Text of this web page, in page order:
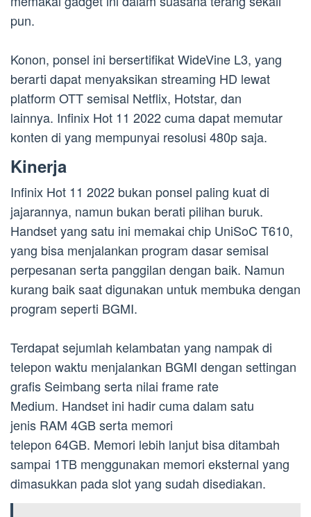
pun.
Konon, ponsel ini bersertifikat WideVine L3, yang
berarti dapat menyaksikan streaming HD lewat
platform OTT semisal Netflix, Hotstar, dan
lainnya. Infinix Hot 11 2022 cuma dapat memutar
konten di yang mempunyai resolusi 480p saja.
Kinerja
Infinix Hot 11 2022 bukan ponsel paling kuat di
jajarannya, namun bukan berati pilihan buruk.
Handset yang satu ini memakai chip UniSoC T610,
yang bisa menjalankan program dasar semisal
perpesanan serta panggilan dengan baik. Namun
kurang baik saat digunakan untuk membuka dengan
program seperti BGMI.
Terdapat sejumlah kelambatan yang nampak di
telepon waktu menjalankan BGMI dengan settingan
grafis Seimbang serta nilai frame rate
Medium. Handset ini hadir cuma dalam satu
jenis RAM 4GB serta memori
telepon 64GB. Memori lebih lanjut bisa ditambah
sampai 1TB menggunakan memori eksternal yang
dimasukkan pada slot yang sudah disediakan.